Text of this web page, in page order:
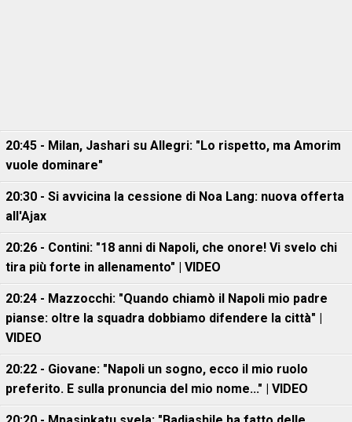
20:45 - Milan, Jashari su Allegri: "Lo rispetto, ma Amorim
vuole dominare"
20:30 - Si avvicina la cessione di Noa Lang: nuova offerta
all'Ajax
20:26 - Contini: "18 anni di Napoli, che onore! Vi svelo chi
tira più forte in allenamento" | VIDEO
20:24 - Mazzocchi: "Quando chiamò il Napoli mio padre
pianse: oltre la squadra dobbiamo difendere la città" |
VIDEO
20:22 - Giovane: "Napoli un sogno, ecco il mio ruolo
preferito. E sulla pronuncia del mio nome..." | VIDEO